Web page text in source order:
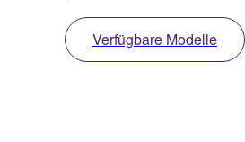
Verfügbare Modelle